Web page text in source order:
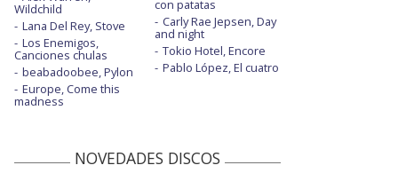
Llámame Luis - con letra
Nené - con letra
No hablan más de ti - con Julia Medina
Otro día más
Wildchild
Lana Del Rey, Stove
Los Enemigos,
Canciones chulas
beabadoobee, Pylon
Europe, Come this
madness
con patatas
Carly Rae Jepsen, Day
and night
Tokio Hotel, Encore
Pablo López, El cuatro
NOVEDADES DISCOS